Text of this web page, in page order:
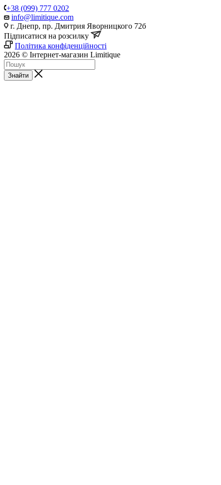
+38 (099) 777 0202
info@limitique.com
г. Днепр, пр. Дмитрия Яворницкого 72б
Підписатися на розсилку
Політика конфіденційності
2026 © Інтернет-магазин Limitique
Знайти